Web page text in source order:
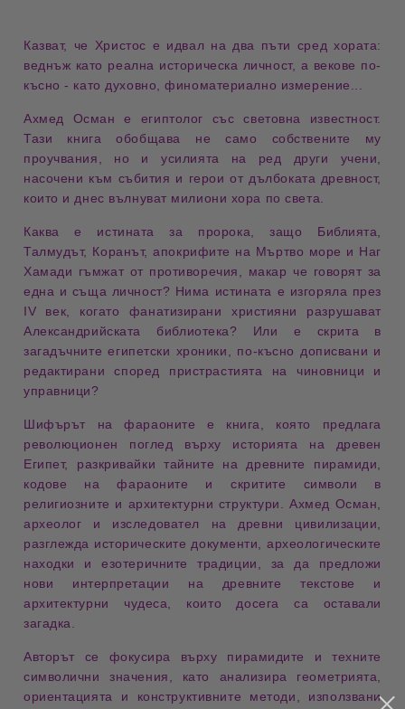
Казват, че Христос е идвал на два пъти средхората:
веднъж като реална историческа личност, а векове по-
късно - като духовно, финоматериално измерение
Ахмед Осман е египтолог със световна известност.
Тази книга обобщава не само собствените му
проучвания
, но и усилията на ред други учени
насочени към събития и герои от дълбоката древност,
които и днес вълнуват милиони хора по света.
Каква е истината за пророка , защо Библията
Талмудът, Коранът,апокрифите на Мъртво море и Наг
Хамади гъмжат от противоречия
, макар че говорят за
една и съща личност? Нима истината е изгоряла през
IV век , когато фанатизирани християни
разрушават
Александрийската библиотека? Или е скрита в
загадъчните египетски хроники
, по-късно дописвани и
редактирани според пристрастията на чиновници и
управници?
Шифърът на фараоните е книга, която предлага
революционен поглед върху историята на древен
Египет, разкривайкитайните на древните пирамиди
кодове на фараоните и скритите символи в
религиозните и архитектурни структури
. Ахмед Осман,
археолог и изследовател на древни цивилизации,
разглежда историческите документи, археологическите
находки иезотеричните традиции
, за да предложи
нови интерпретации на древните текстове
и
архитектурни чудеса, които досега са оставали
загадка.
Авторът се фокусира върху пирамидите и техните
символични значения
, като анализира геометрията,
ориентацията и конструктивните методи
, използвани